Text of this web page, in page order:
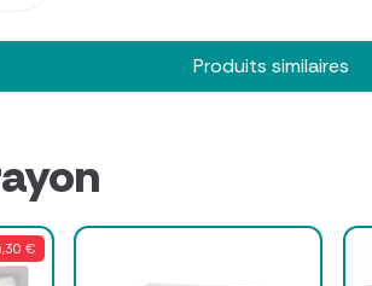
Produits similaires
€